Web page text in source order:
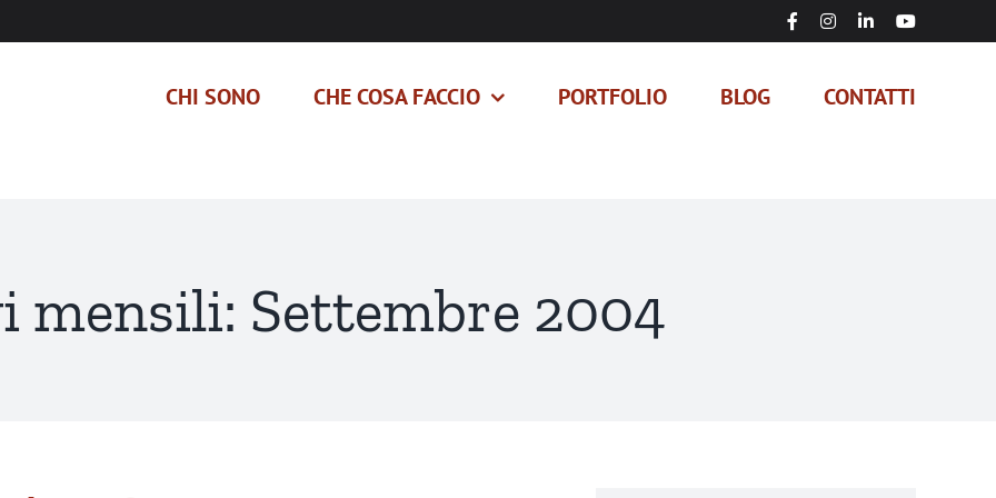
FacebookInstagram
LinkedInYouTube
CHI SONO CHE COSA FACCIO PORTFOLIO BLOG CONTATTI
mensili: Settembre 2004